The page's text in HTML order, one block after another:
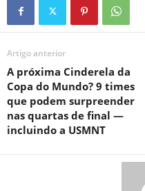
Artigo anterior
A próxima Cinderela da
Copa do Mundo? 9 times
que podem surpreender
nas quartas de final —
incluindo a USMNT